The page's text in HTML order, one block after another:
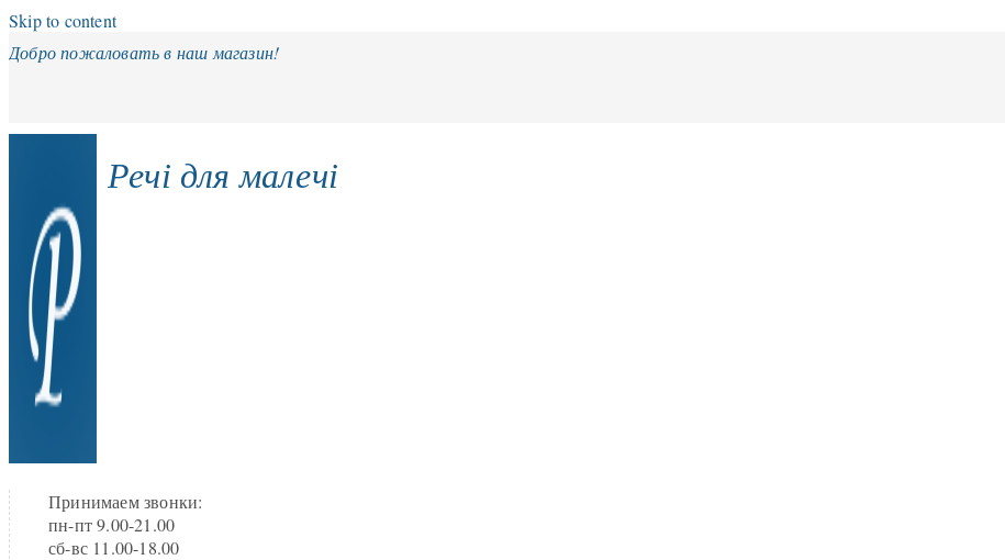
Skip to content
Добро пожаловать в наш магазин!
Речі для малечі
Принимаем звонки:
пн-пт 9.00-21.00
сб-вс 11.00-18.00